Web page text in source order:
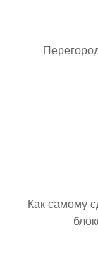
Как самому